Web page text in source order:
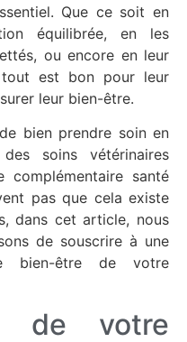
Que ce soit en
équilibrée, en les
ou encore en leur
est bon pour leur
leur bien-être.
bien prendre soin en
soins vétérinaires
santé
pas que cela existe
dans cet article, nous
de souscrire à une
bien-être de votre
de votre